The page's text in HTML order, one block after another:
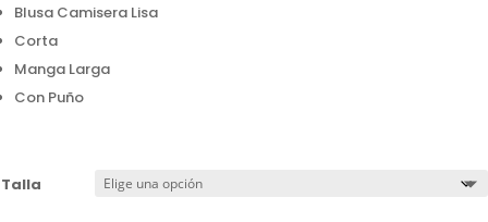
Blusa Camisera Lisa
Corta
Manga Larga
Con Puño
Talla